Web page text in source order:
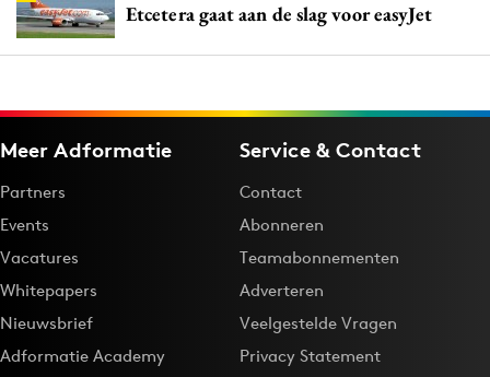
Etcetera gaat aan de slag voor easyJet
Meer Adformatie
Partners
Events
Vacatures
Whitepapers
Nieuwsbrief
Adformatie Academy
Service & Contact
Contact
Abonneren
Teamabonnementen
Adverteren
Veelgestelde Vragen
Privacy Statement